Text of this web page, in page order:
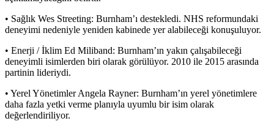
• Sağlık Wes Streeting: Burnham’ı destekledi. NHS reformundaki
deneyimi nedeniyle yeniden kabinede yer alabileceği konuşuluyor.
• Enerji / İklim Ed Miliband: Burnham’ın yakın çalışabileceği
deneyimli isimlerden biri olarak görülüyor. 2010 ile 2015 arasında
partinin lideriydi.
• Yerel Yönetimler Angela Rayner: Burnham’ın yerel yönetimlere
daha fazla yetki verme planıyla uyumlu bir isim olarak
değerlendiriliyor.